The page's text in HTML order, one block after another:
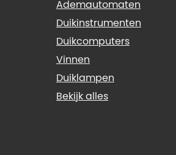
Ademautomaten
Duikinstrumenten
Duikcomputers
Vinnen
Duiklampen
Bekijk alles